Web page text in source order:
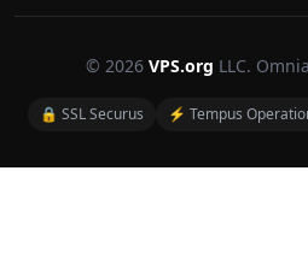
© 2026 VPS.org LLC.
🔒 SSL Securus ⚡ Tempus